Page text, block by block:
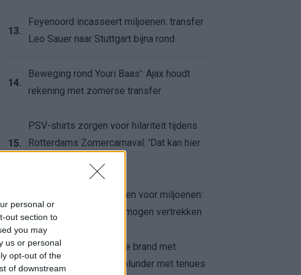
personal or
out section to
you may
us or personal
opt-out of the
of downstream
13.
Feyenoord incasseert miljoenen: transfer
Leo Sauer naar Stuttgart bijna rond
14.
Beweging rond Youri Baas': Ajax houdt
rekening met zomerse transfer
15.
PSV-shirts zorgen voor hilariteit tijdens
Rotterdams Zomercarnaval: 'Dat kan hier
16.
Feyenoord zet deur open voor miljoenen:
Ueda en Hadj Moussa mogen vertrekken
17.
Ajax helpt Burnley uit de brand met
afgeknipte sokken na blunder met tenues